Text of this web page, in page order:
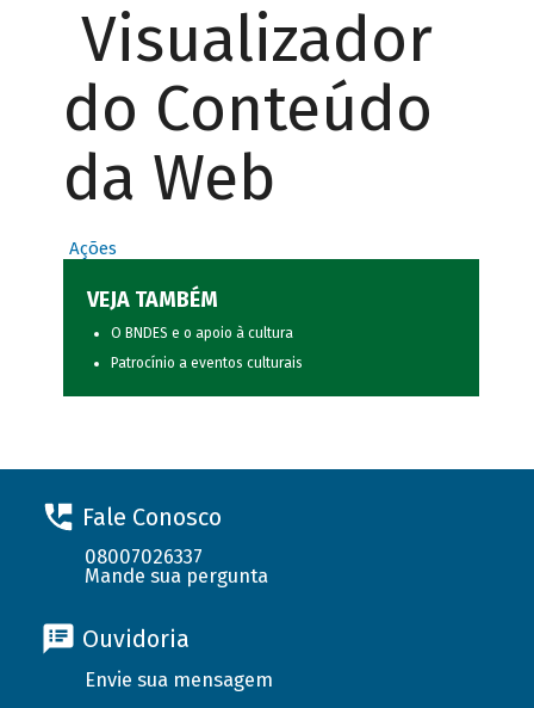
Visualizador
do Conteúdo
da Web
Ações
VEJA TAMBÉM
O BNDES e o apoio à cultura
Patrocínio a eventos culturais
Fale Conosco
08007026337
Mande sua pergunta
Ouvidoria
Envie sua mensagem